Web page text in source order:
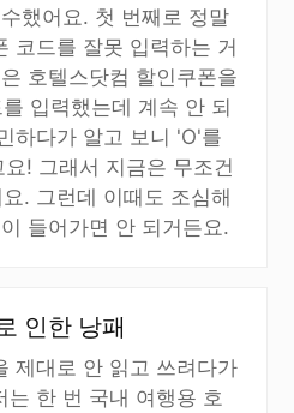
했어요. 첫 번째로 정말
코드를 잘못 입력하는 거
호텔스닷컴 할인쿠폰을
입력했는데 계속 안 되
하다가 알고 보니 'O'를
! 그래서 지금은 무조건
. 그런데 이때도 조심해
들어가면 안 되거든요.
인한 낭패
제대로 안 읽고 쓰려다가
는 한 번 국내 여행용 호